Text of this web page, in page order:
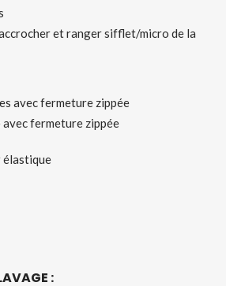
et ranger sifflet/micro de la
avec fermeture zippée
fermeture zippée
élastique
: